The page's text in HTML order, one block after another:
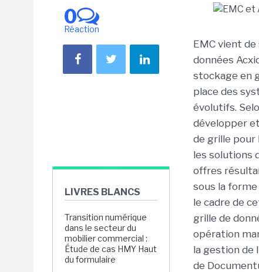
0
Réaction
LIVRES BLANCS
Transition numérique
dans le secteur du
mobilier commercial :
Étude de cas HMY Haut
du formulaire
EMC vient
données
stockage en
place des
évolutifs.
développer
de grille pour
les solutions
offres
sous la forme
le cadre de
grille de
opération
la gestion de
de